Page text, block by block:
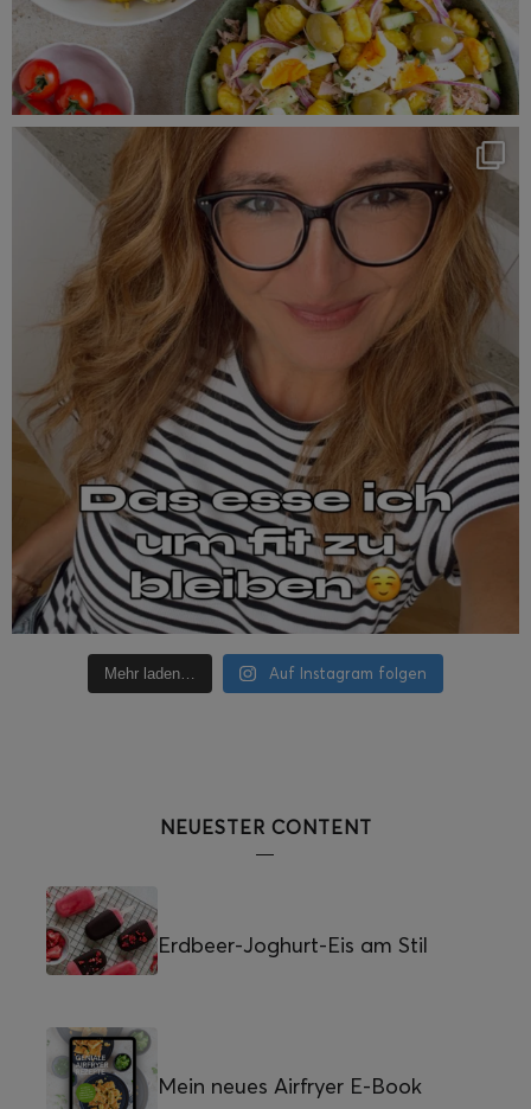
Mehr laden… Auf Instagram folgen
NEUESTER CONTENT
Erdbeer-Joghurt-Eis am Stil
Mein neues Airfryer E-Book